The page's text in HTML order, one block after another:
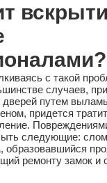
с такой
случаев,
дверей путем
придется
следующие:
образовавшийся
ремонту замок и